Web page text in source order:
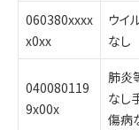
060380xxxx
x0xx
ウイ
なし
040080119
9x00x
肺炎
なし
傷病